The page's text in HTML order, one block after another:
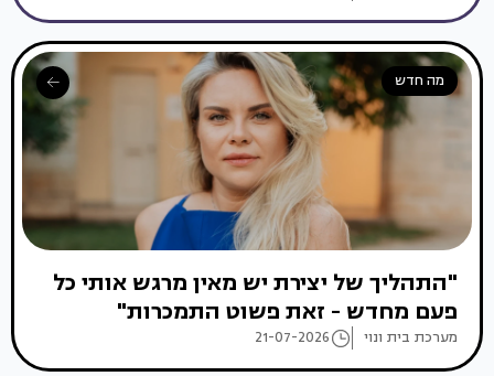
מה חדש
"התהליך של יצירת יש מאין מרגש אותי כל
פעם מחדש - זאת פשוט התמכרות"
מערכת בית ונוי 21-07-2026